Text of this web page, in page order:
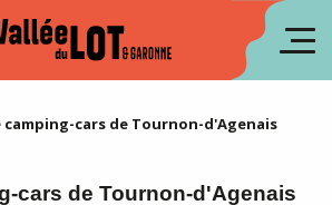
camping-cars de Tournon-d'Agenais
cars de Tournon-d'Agenais